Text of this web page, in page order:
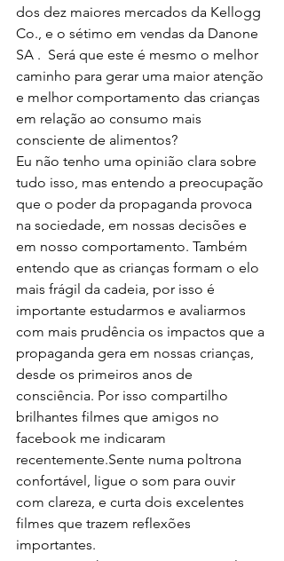
dos dez maiores mercados da Kellogg
Co., e o sétimo em vendas da Danone
SA .  Será que este é mesmo o melhor
caminho para gerar uma maior atenção
e melhor comportamento das crianças
em relação ao consumo mais
consciente de alimentos?
Eu não tenho uma opinião clara sobre
tudo isso, mas entendo a preocupação
que o poder da propaganda provoca
na sociedade, em nossas decisões e
em nosso comportamento. Também
entendo que as crianças formam o elo
mais frágil da cadeia, por isso é
importante estudarmos e avaliarmos
com mais prudência os impactos que a
propaganda gera em nossas crianças,
desde os primeiros anos de
consciência. Por isso compartilho
brilhantes filmes que amigos no
facebook me indicaram
recentemente.Sente numa poltrona
confortável, ligue o som para ouvir
com clareza, e curta dois excelentes
filmes que trazem reflexões
importantes.